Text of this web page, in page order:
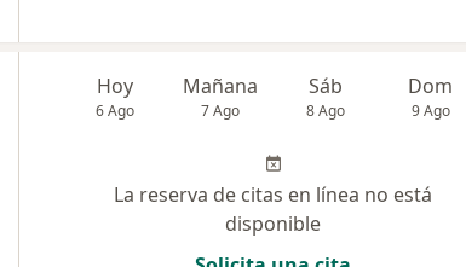
Hoy
6 Ago
Mañana
7 Ago
Sáb
8 Ago
Dom
9 Ago
La reserva de citas en línea no está
disponible